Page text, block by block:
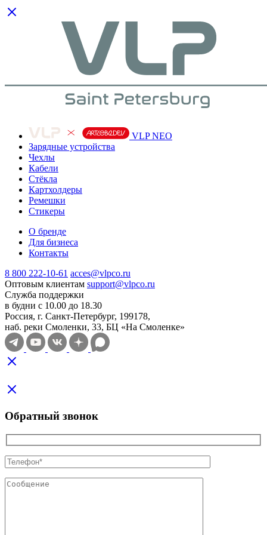
VLP NEO
Зарядные устройства
Чехлы
Кабели
Cтёкла
Картхолдеры
Ремешки
Стикеры
О бренде
Для бизнеса
Контакты
8 800 222-10-61 acces@vlpco.ru
Оптовым клиентам support@vlpco.ru
Служба поддержки
в будни с 10.00 до 18.30
Россия, г. Санкт-Петербург, 199178,
наб. реки Смоленки, 33, БЦ «На Смоленке»
Обратный звонок